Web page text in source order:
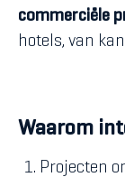
commerciële
hotels, van
Waarom
Projecten